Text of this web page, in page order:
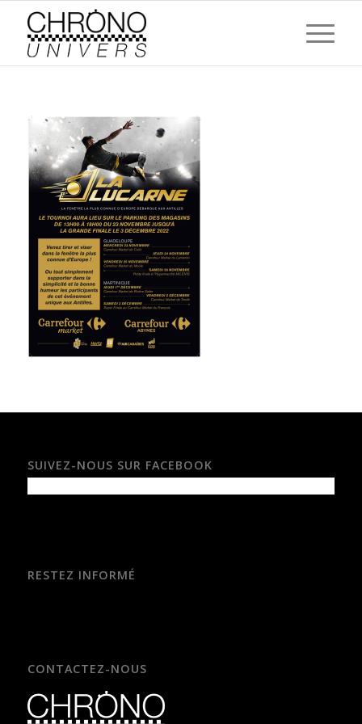
SUIVEZ-NOUS SUR FACEBOOK
RESTEZ INFORMÉ
CONTACTEZ-NOUS